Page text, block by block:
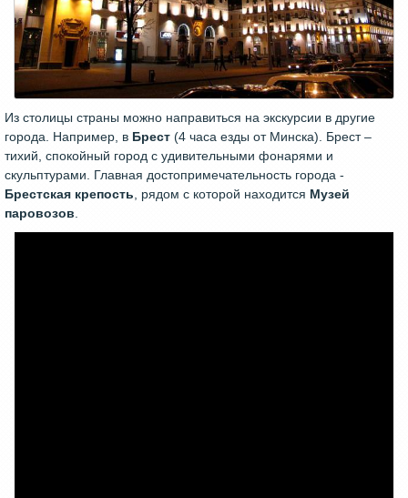
Из столицы страны можно направиться на экскурсии в другие
города. Например, в Брест (4 часа езды от Минска). Брест –
тихий, спокойный город с удивительными фонарями и
скульптурами. Главная достопримечательность города -
Брестская крепость, рядом с которой находится Музей
паровозов.